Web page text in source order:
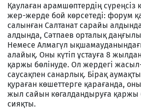
Қаулаған арамшөптердің сүреңсіз
жер-жерде бой көрсетеді: форум
салынған Салтанат сарайы
алдында, Сәтпаев орталық
Немесе Алмагүл
алайық. Оны күтіп ұстауға 8
қаржы бөлінуде. Ол жердегі
саусақпен санарлық. Бірақ
қураған көшеттерге қарағанда,
жыл сайын көгалдандыруға қаржы
сияқты.